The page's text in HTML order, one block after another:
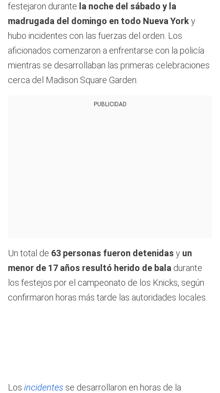
festejaron durante la noche del sábado y la
madrugada del domingo en todo Nueva Yorky
hubo incidentes con las fuerzas del orden. Los
aficionados comenzaron a enfrentarse con la policía
mientras se desarrollaban las primeras celebraciones
cerca del Madison Square Garden.
PUBLICIDAD
Un total de 63 personas fueron detenidas y un
menor de 17 años resultó herido de bala durante
los festejos por el campeonato de los Knicks, según
confirmaron horas más tarde las autoridades locales.
Los incidentes se desarrollaron en horas de la